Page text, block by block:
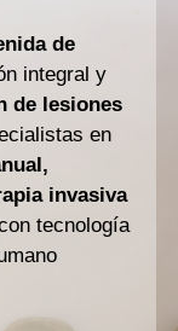
de
integral y
de lesiones
en
invasiva
tecnología